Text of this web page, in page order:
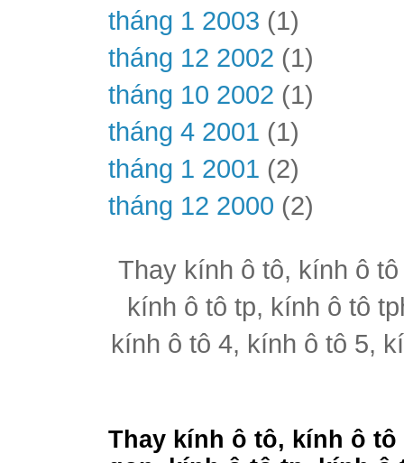
tháng 1 2003 (1)
tháng 12 2002 (1)
tháng 10 2002 (1)
tháng 4 2001 (1)
tháng 1 2001 (2)
tháng 12 2000 (2)
Thay kính ô tô, kính ô
kính ô tô tp, kính ô tô
kính ô tô 4, kính ô tô 5,
Thay kính ô tô, kính ô